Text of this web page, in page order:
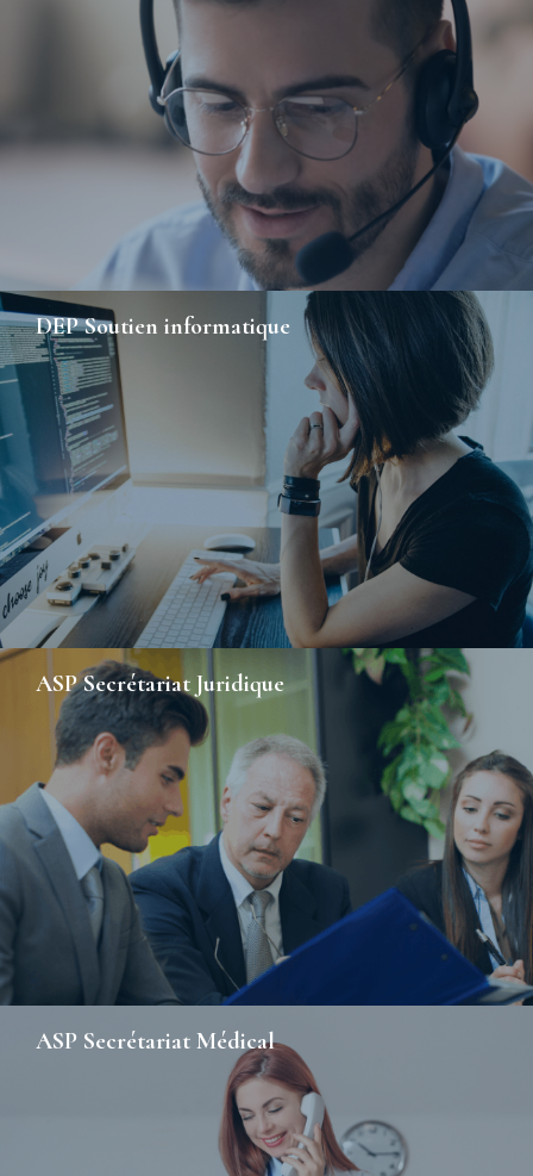
DEP Soutien informatique
ASP Secrétariat Juridique
ASP Secrétariat Médical